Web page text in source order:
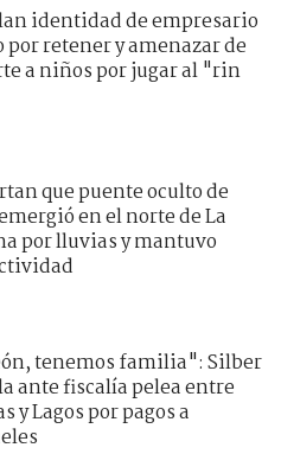
identidad de empresario
por retener y amenazar de
a niños por jugar al "rin
que puente oculto de
en el norte de La
por lluvias y mantuvo
tenemos familia": Silber
ante fiscalía pelea entre
y Lagos por pagos a